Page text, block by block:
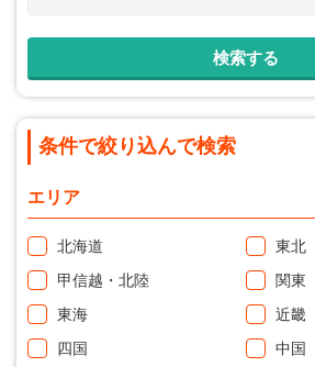
条件で絞り込んで検索
エリア
北海道
東北
甲信越・北陸
関東
東海
近畿
四国
中国